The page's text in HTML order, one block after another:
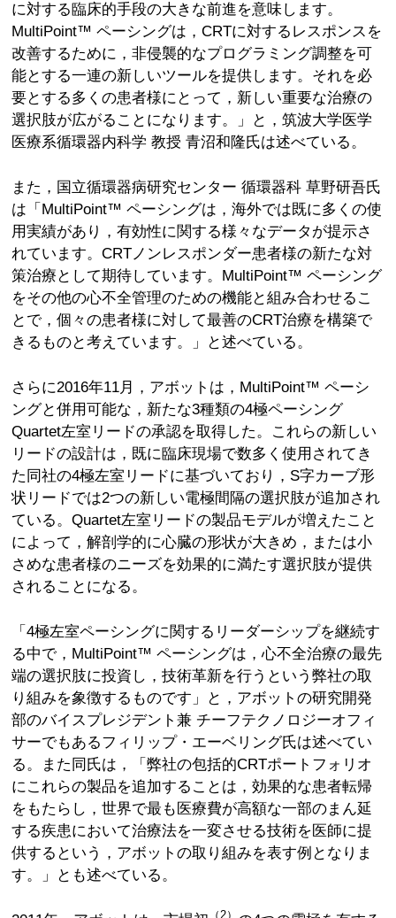
に対する臨床的手段の大きな前進を意味します。
MultiPoint™ ペーシングは，CRTに対するレスポンスを
改善するために，非侵襲的なプログラミング調整を可
能とする一連の新しいツールを提供します。それを必
要とする多くの患者様にとって，新しい重要な治療の
選択肢が広がることになります。」と，筑波大学医学
医療系循環器内科学 教授 青沼和隆氏は述べている。
また，国立循環器病研究センター 循環器科 草野研吾氏
は「MultiPoint™ ペーシングは，海外では既に多くの使
用実績があり，有効性に関する様々なデータが提示さ
れています。CRTノンレスポンダー患者様の新たな対
策治療として期待しています。MultiPoint™ ペーシング
をその他の心不全管理のための機能と組み合わせるこ
とで，個々の患者様に対して最善のCRT治療を構築で
きるものと考えています。」と述べている。
さらに2016年11月，アボットは，MultiPoint™ ペーシ
ングと併用可能な，新たな3種類の4極ペーシング
Quartet左室リードの承認を取得した。これらの新しい
リードの設計は，既に臨床現場で数多く使用されてき
た同社の4極左室リードに基づいており，S字カーブ形
状リードでは2つの新しい電極間隔の選択肢が追加され
ている。Quartet左室リードの製品モデルが増えたこと
によって，解剖学的に心臓の形状が大きめ，または小
さめな患者様のニーズを効果的に満たす選択肢が提供
されることになる。
「4極左室ペーシングに関するリーダーシップを継続す
る中で，MultiPoint™ ペーシングは，心不全治療の最先
端の選択肢に投資し，技術革新を行うという弊社の取
り組みを象徴するものです」と，アボットの研究開発
部のバイスプレジデント兼 チーフテクノロジーオフィ
サーでもあるフィリップ・エーベリング氏は述べてい
る。また同氏は，「弊社の包括的CRTポートフォリオ
にこれらの製品を追加することは，効果的な患者転帰
をもたらし，世界で最も医療費が高額な一部のまん延
する疾患において治療法を一変させる技術を医師に提
供するという，アボットの取り組みを表す例となりま
す。」とも述べている。
（2）